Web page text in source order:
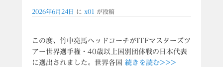
2026年6月24日 に x01 が投稿
この度、竹中亮馬ヘッドコーチがITFマスターズツ
アー世界選手権・40歳以上国別団体戦の日本代表
に選出されました。世界各国 続きを読む>>>